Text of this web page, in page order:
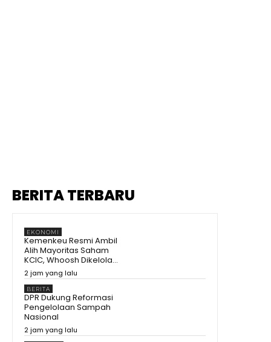
BERITA TERBARU
EKONOMI
Kemenkeu Resmi Ambil
Alih Mayoritas Saham
KCIC, Whoosh Dikelola...
2 jam yang lalu
BERITA
DPR Dukung Reformasi
Pengelolaan Sampah
Nasional
2 jam yang lalu